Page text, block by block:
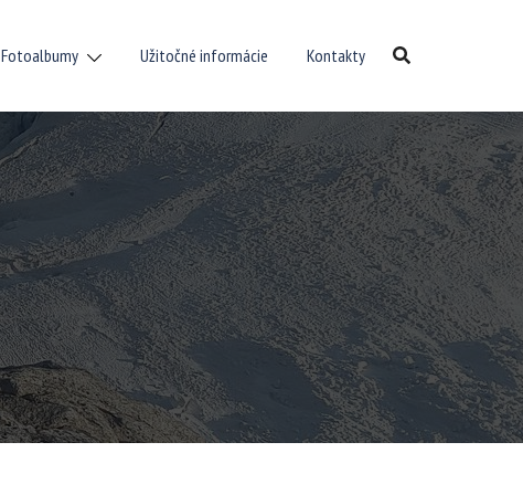
Fotoalbumy Užitočné informácie Kontakty